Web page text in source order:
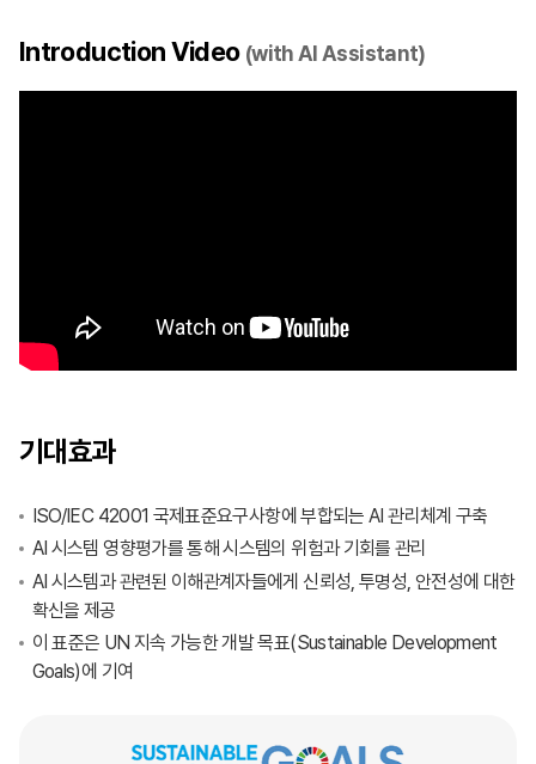
Introduction Video (with AI Assistant)
기대효과
ISO/IEC 42001 국제표준요구사항에 부합되는 AI 관리체계 구축
AI 시스템 영향평가를 통해 시스템의 위험과 기회를 관리
AI 시스템과 관련된 이해관계자들에게 신뢰성, 투명성, 안전성에 대한
확신을 제공
이 표준은 UN 지속 가능한 개발 목표(Sustainable Development
Goals)에 기여